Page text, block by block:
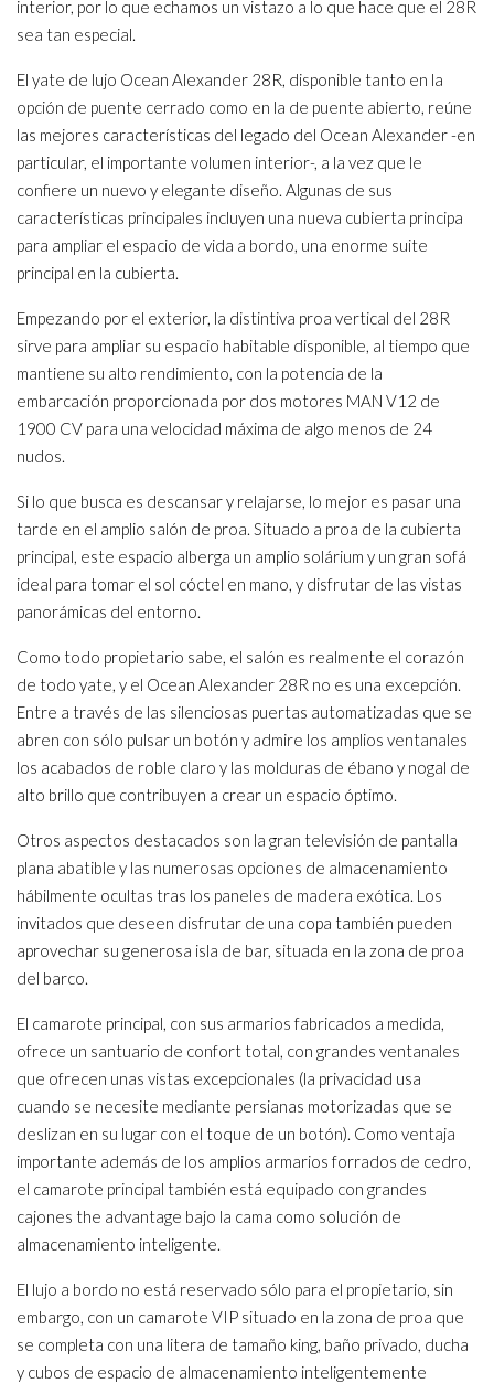
interior, por lo que echamos un vistazo a lo que hace que el 28R
sea tan especial.
El yate de lujo Ocean Alexander 28R, disponible tanto en la
opción de puente cerrado como en la de puente abierto, reúne
las mejores características del legado del Ocean Alexander -en
particular, el importante volumen interior-, a la vez que le
confiere un nuevo y elegante diseño. Algunas de sus
características principales incluyen una nueva cubierta principa
para ampliar el espacio de vida a bordo, una enorme suite
principal en la cubierta.
Empezando por el exterior, la distintiva proa vertical del 28R
sirve para ampliar su espacio habitable disponible, al tiempo que
mantiene su alto rendimiento, con la potencia de la
embarcación proporcionada por dos motores MAN V12 de
1900 CV para una velocidad máxima de algo menos de 24
nudos.
Si lo que busca es descansar y relajarse, lo mejor es pasar una
tarde en el amplio salón de proa. Situado a proa de la cubierta
principal, este espacio alberga un amplio solárium y un gran sofá
ideal para tomar el sol cóctel en mano, y disfrutar de las vistas
panorámicas del entorno.
Como todo propietario sabe, el salón es realmente el corazón
de todo yate, y el Ocean Alexander 28R no es una excepción.
Entre a través de las silenciosas puertas automatizadas que se
abren con sólo pulsar un botón y admire los amplios ventanales
los acabados de roble claro y las molduras de ébano y nogal de
alto brillo que contribuyen a crear un espacio óptimo.
Otros aspectos destacados son la gran televisión de pantalla
plana abatible y las numerosas opciones de almacenamiento
hábilmente ocultas tras los paneles de madera exótica. Los
invitados que deseen disfrutar de una copa también pueden
aprovechar su generosa isla de bar, situada en la zona de proa
del barco.
El camarote principal, con sus armarios fabricados a medida,
ofrece un santuario de confort total, con grandes ventanales
que ofrecen unas vistas excepcionales (la privacidad usa
cuando se necesite mediante persianas motorizadas que se
deslizan en su lugar con el toque de un botón). Como ventaja
importante además de los amplios armarios forrados de cedro,
el camarote principal también está equipado con grandes
cajones the advantage bajo la cama como solución de
almacenamiento inteligente.
El lujo a bordo no está reservado sólo para el propietario, sin
embargo, con un camarote VIP situado en la zona de proa que
se completa con una litera de tamaño king, baño privado, ducha
y cubos de espacio de almacenamiento inteligentemente